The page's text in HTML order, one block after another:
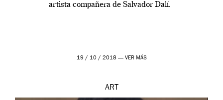
artista compañera de Salvador Dalí.
19 / 10 / 2018 — VER MÁS
ART